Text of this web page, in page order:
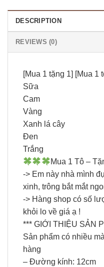
DESCRIPTION
REVIEWS (0)
[Mua 1 tặng 1] [Mua 1
Sữa
Cam
Vàng
Xanh lá cây
Đen
Trắng
Mua 1 Tô –
-> Em này nhà mình
xinh, trông bắt mắt
-> Hàng shop có số
khỏi lo về giá ạ !
*** GIỚI THIỆU SẢN
Sản phẩm có nhiều
hàng
– Đường kính: 12cm